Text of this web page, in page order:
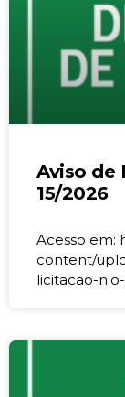
Aviso de
15/2026
Acesso em:
content/
licitacao-